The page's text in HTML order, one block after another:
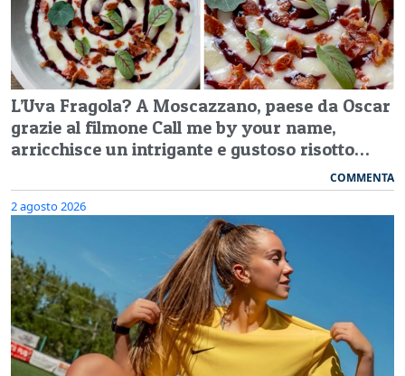
L’Uva Fragola? A Moscazzano, paese da Oscar
grazie al filmone Call me by your name,
arricchisce un intrigante e gustoso risotto…
COMMENTA
2 agosto 2026